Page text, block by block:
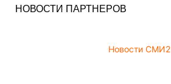
НОВОСТИ ПАРТНЕРОВ
Новости СМИ2